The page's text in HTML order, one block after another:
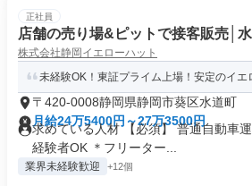
正社員
店舗の売り場&ピットで接客販売│
株式会社静岡イエローハット
未経験OK！東証プライム上場！安定のイエ
〒420-0008静岡県静岡市葵区水道町
月給24万5400円～27万3500円
求めている人材 【必須】 普通自動車
経験者OK ＊フリーター...
業界未経験歓迎 +12個